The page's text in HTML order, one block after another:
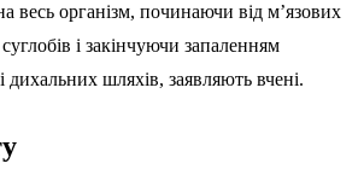
весь організм, починаючи від м’язових
і закінчуючи запаленням
шляхів, заявляють вчені.